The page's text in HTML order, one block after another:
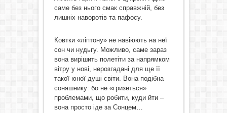
саме без нього смак справжній, без
лишніх наворотів та пафосу.
Ковтки «ліптону» не навіюють на неї
сон чи нудьгу. Можливо, саме зараз
вона вирішить полетіти за напрямком
вітру у нові, нерозгадані для ще її
такої юної душі світи. Вона подібна
соняшнику: бо не «гризеться»
проблемами, що робити, куди йти –
вона просто іде за Сонцем…